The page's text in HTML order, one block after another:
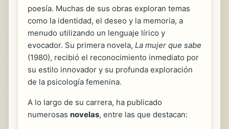
poesía. Muchas de sus obras exploran temas
como la identidad, el deseo y la memoria, a
menudo utilizando un lenguaje lírico y
evocador. Su primera novela, La mujer que sabe
(1980), recibió el reconocimiento inmediato por
su estilo innovador y su profunda exploración
de la psicología femenina.
A lo largo de su carrera, ha publicado
numerosas novelas, entre las que destacan: